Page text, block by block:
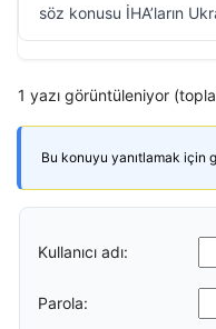
söz konusu İHA’ların
1 yazı görüntüleniyor
Bu konuyu yanıtlamak için
Kullanıcı adı:
Parola: